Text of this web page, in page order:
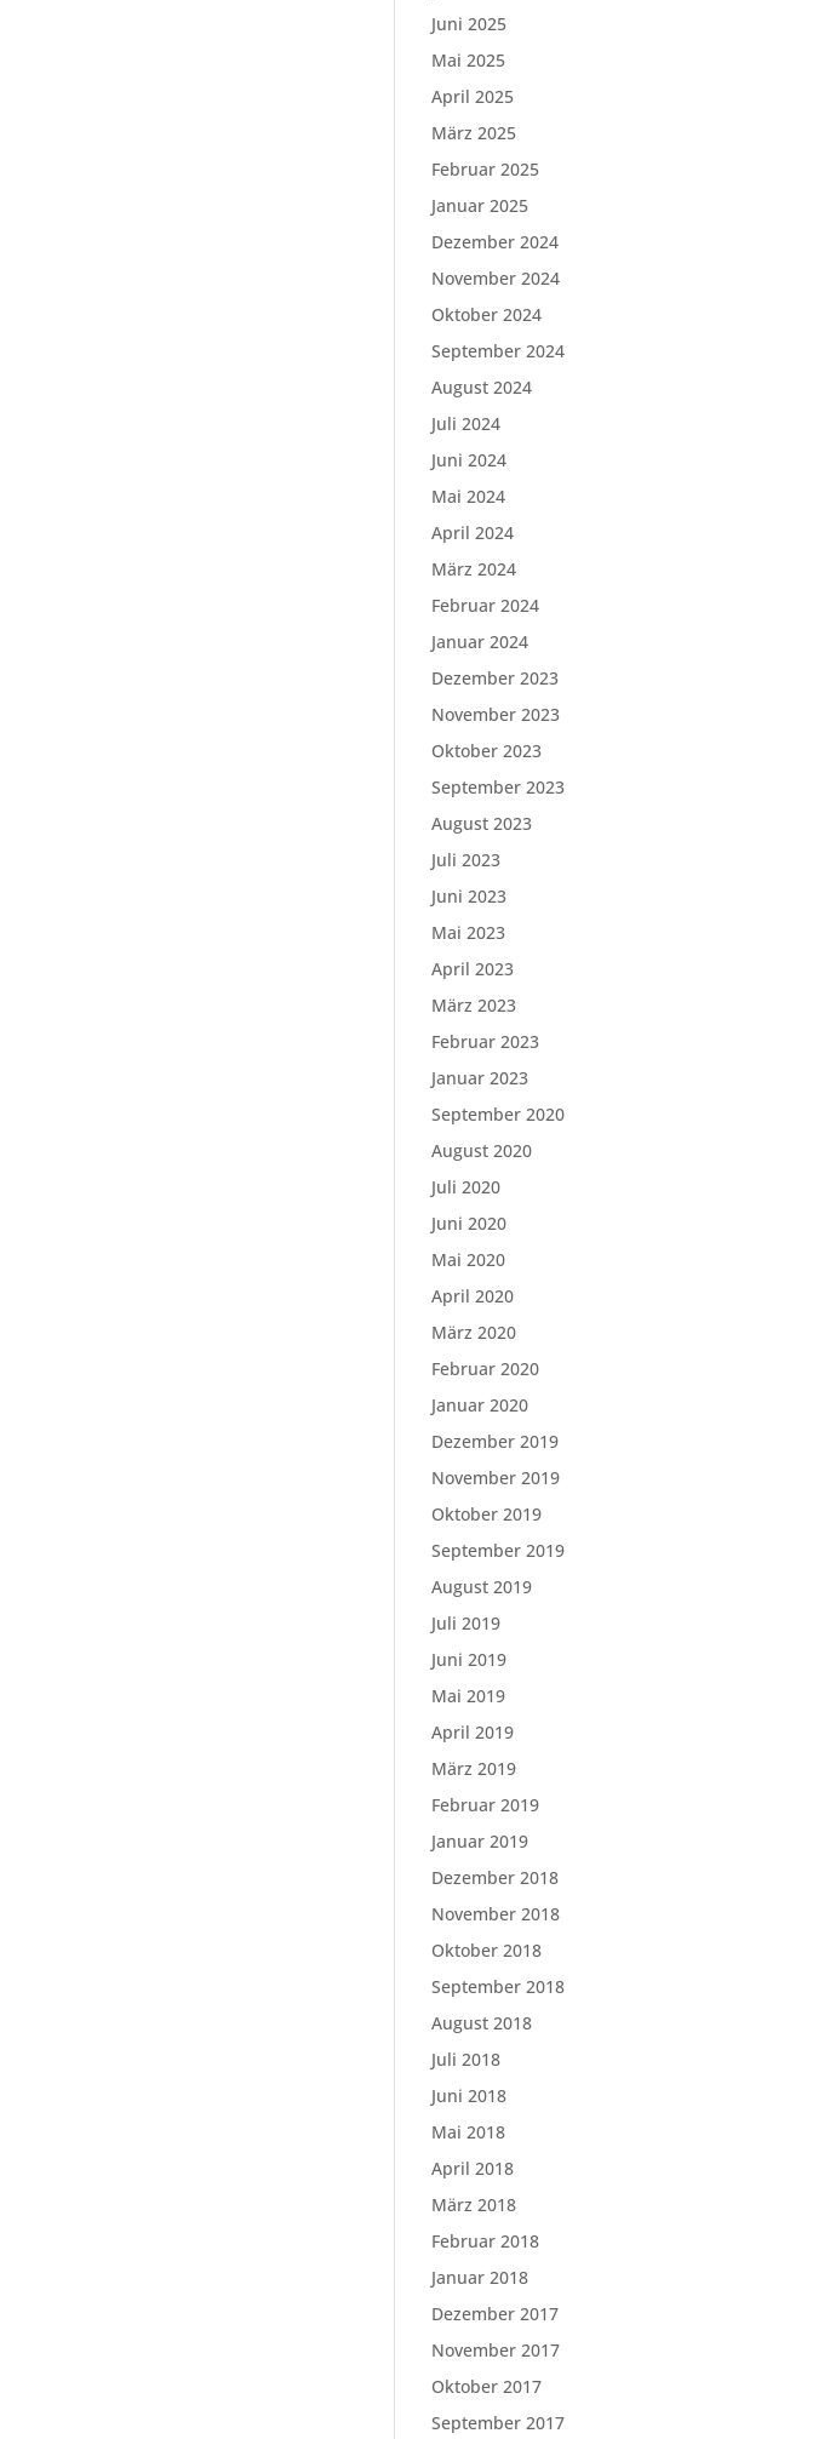
Juni 2025
Mai 2025
April 2025
März 2025
Februar 2025
Januar 2025
Dezember 2024
November 2024
Oktober 2024
September 2024
August 2024
Juli 2024
Juni 2024
Mai 2024
April 2024
März 2024
Februar 2024
Januar 2024
Dezember 2023
November 2023
Oktober 2023
September 2023
August 2023
Juli 2023
Juni 2023
Mai 2023
April 2023
März 2023
Februar 2023
Januar 2023
September 2020
August 2020
Juli 2020
Juni 2020
Mai 2020
April 2020
März 2020
Februar 2020
Januar 2020
Dezember 2019
November 2019
Oktober 2019
September 2019
August 2019
Juli 2019
Juni 2019
Mai 2019
April 2019
März 2019
Februar 2019
Januar 2019
Dezember 2018
November 2018
Oktober 2018
September 2018
August 2018
Juli 2018
Juni 2018
Mai 2018
April 2018
März 2018
Februar 2018
Januar 2018
Dezember 2017
November 2017
Oktober 2017
September 2017